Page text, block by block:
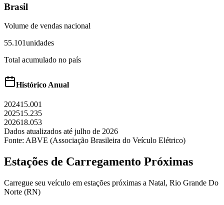
Brasil
Volume de vendas nacional
55.101unidades
Total acumulado no país
Histórico Anual
202415.001
202515.235
202618.053
Dados atualizados até julho de 2026
Fonte: ABVE (Associação Brasileira do Veículo Elétrico)
Estações de Carregamento Próximas
Carregue seu veículo em estações próximas a Natal, Rio Grande Do
Norte (RN)